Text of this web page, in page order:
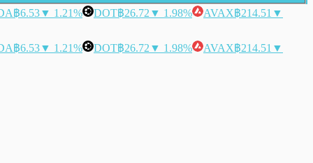
฿6.53▼ 1.21% DOT฿26.72 ▼ 1.98% AVAX฿214.51 ▼
฿6.53▼ 1.21% DOT฿26.72 ▼ 1.98% AVAX฿214.51 ▼